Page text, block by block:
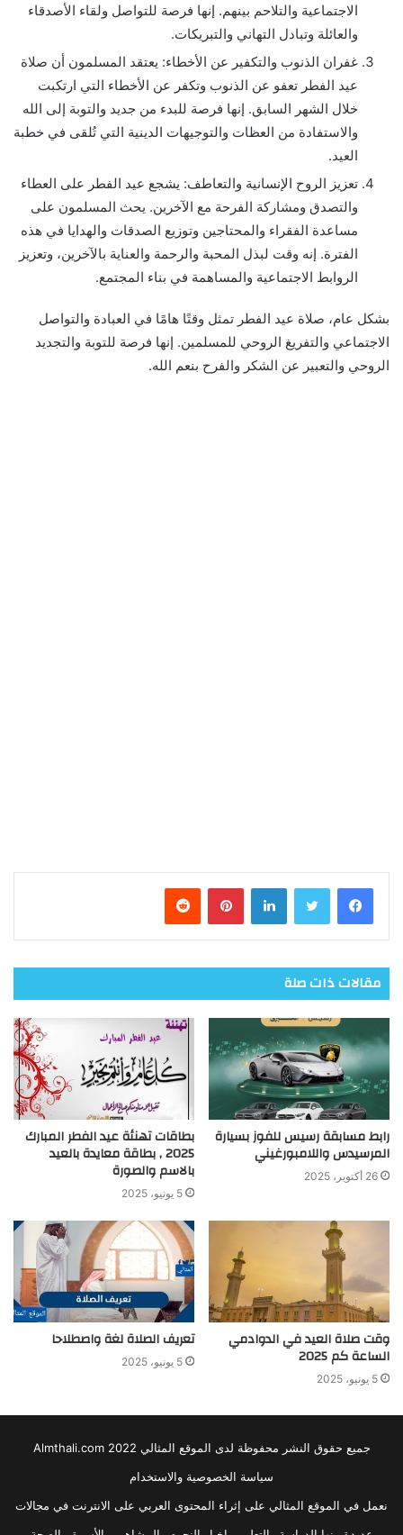
الاجتماعية والتلاحم بينهم. إنها فرصة للتواصل ولقاء الأصدقاء
والعائلة وتبادل التهاني والتبريكات.
غفران الذنوب والتكفير عن الأخطاء: يعتقد المسلمون أن صلاة
عيد الفطر تعفو عن الذنوب وتكفر عن الأخطاء التي ارتكبت
خلال الشهر السابق. إنها فرصة للبدء من جديد والتوبة إلى الله
والاستفادة من العظات والتوجيهات الدينية التي تُلقى في خطبة
العيد.
تعزيز الروح الإنسانية والتعاطف: يشجع عيد الفطر على العطاء
والتصدق ومشاركة الفرحة مع الآخرين. يحث المسلمون على
مساعدة الفقراء والمحتاجين وتوزيع الصدقات والهدايا في هذه
الفترة. إنه وقت لبذل المحبة والرحمة والعناية بالآخرين، وتعزيز
الروابط الاجتماعية والمساهمة في بناء المجتمع.
بشكل عام، صلاة عيد الفطر تمثل وقتًا هامًا في العبادة والتواصل
الاجتماعي والتفريغ الروحي للمسلمين. إنها فرصة للتوبة والتجديد
الروحي والتعبير عن الشكر والفرح بنعم الله.
فيسبوك تويتر لينكدإن بينتيريست
مقالات ذات صلة
رابط مسابقة رسيس للفوز بسيارة
المرسيدس واللامبورغيني
26 أكتوبر، 2025
بطاقات تهنئة عيد الفطر المبارك
2025 , بطاقة معايدة بالعيد
بالاسم والصورة
5 يونيو، 2025
وقت صلاة العيد في الدوادمي
الساعة كم 2025
5 يونيو، 2025
تعريف الصلاة لغة واصطلاحا
5 يونيو، 2025
جميع حقوق النشر محفوظة لدى الموقع المثالي 2022 Almthali.com
سياسة الخصوصية والاستخدام
نعمل في الموقع المثالي على إثراء المحتوى العربي على الانترنت في مجالات